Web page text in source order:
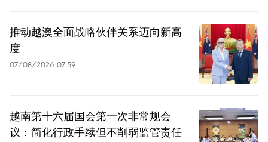
推动越澳全面战略伙伴关系迈向新高
度
07/08/2026 07:59
越南第十六届国会第一次非常规会
议：简化行政手续但不削弱监管责任